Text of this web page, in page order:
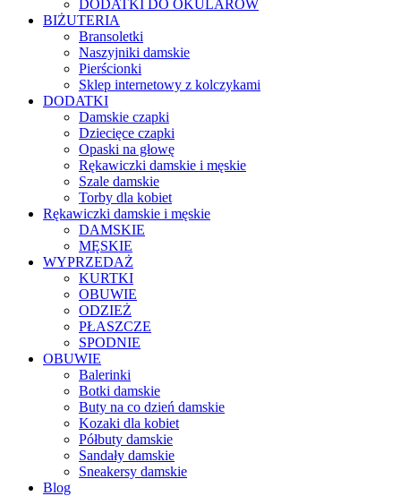
DODATKI DO OKULARÓW
BIŻUTERIA
Bransoletki
Naszyjniki damskie
Pierścionki
Sklep internetowy z kolczykami
DODATKI
Damskie czapki
Dziecięce czapki
Opaski na głowę
Rękawiczki damskie i męskie
Szale damskie
Torby dla kobiet
Rękawiczki damskie i męskie
DAMSKIE
MĘSKIE
WYPRZEDAŻ
KURTKI
OBUWIE
ODZIEŻ
PŁASZCZE
SPODNIE
OBUWIE
Balerinki
Botki damskie
Buty na co dzień damskie
Kozaki dla kobiet
Półbuty damskie
Sandały damskie
Sneakersy damskie
Blog